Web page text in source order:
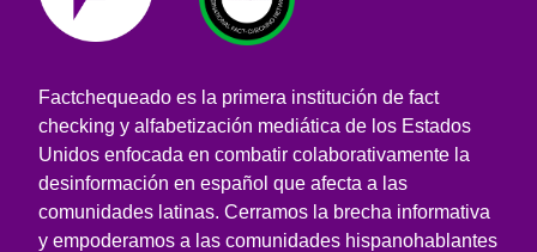
Factchequeado es la primera institución de fact
checking y alfabetización mediática de los Estados
Unidos enfocada en combatir colaborativamente la
desinformación en español que afecta a las
comunidades latinas. Cerramos la brecha informativa
y empoderamos a las comunidades hispanohablantes